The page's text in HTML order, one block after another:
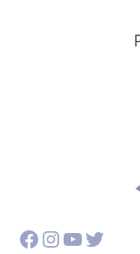
Facebook
Instagram
YouTube
Twitter